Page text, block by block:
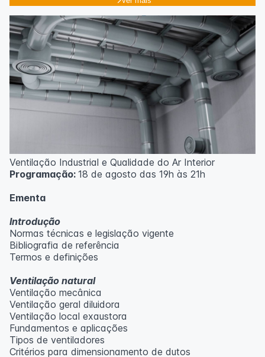
Ventilação Industrial e Qualidade do Ar Interior
Programação: 18 de agosto das 19h às 21h
Ementa
Introdução
Normas técnicas e legislação vigente
Bibliografia de referência
Termos e definições
Ventilação natural
Ventilação mecânica
Ventilação geral diluidora
Ventilação local exaustora
Fundamentos e aplicações
Tipos de ventiladores
Critérios para dimensionamento de dutos